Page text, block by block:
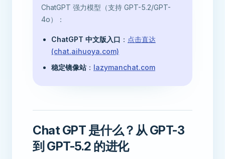
ChatGPT 强力模型（支持 GPT-5.2/GPT-
4o）：
ChatGPT 中文版入口 ： 点击直达
(chat.aihuoya.com)
稳定镜像站 ： lazymanchat.com
Chat GPT 是什么？从 GPT-3
到 GPT-5.2 的进化